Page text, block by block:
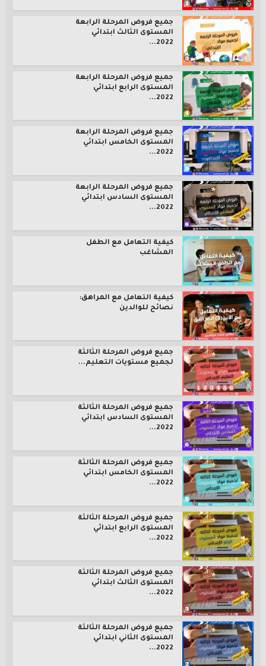
جميع فروض المرحلة الرابعة
المستوى الثالث ابتدائي
2022...
جميع فروض المرحلة الرابعة
المستوى الرابع ابتدائي
2022...
جميع فروض المرحلة الرابعة
المستوى الخامس ابتدائي
2022...
جميع فروض المرحلة الرابعة
المستوى السادس ابتدائي
2022...
كيفية التعامل مع الطفل
المشاغب
كيفية التعامل مع المراهق:
نصائح للوالدين
جميع فروض المرحلة الثالثة
لجميع مستويات التعليم...
جميع فروض المرحلة الثالثة
المستوى السادس ابتدائي
2022...
جميع فروض المرحلة الثالثة
المستوى الخامس ابتدائي
2022...
جميع فروض المرحلة الثالثة
المستوى الرابع ابتدائي
2022...
جميع فروض المرحلة الثالثة
المستوى الثالث ابتدائي
2022...
جميع فروض المرحلة الثالثة
المستوى الثاني ابتدائي
2022...